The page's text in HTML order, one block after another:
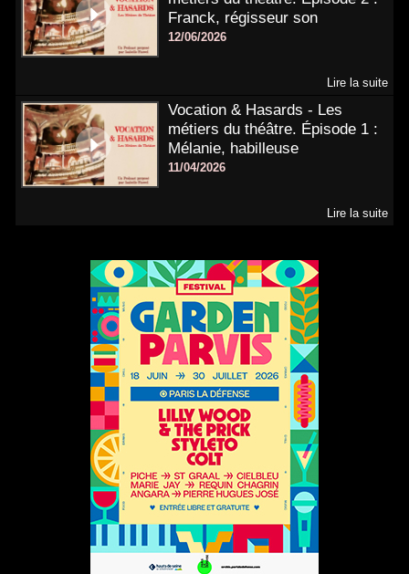
Franck, régisseur son
12/06/2026
Lire la suite
Vocation & Hasards - Les
métiers du théâtre. Épisode 1 :
Mélanie, habilleuse
11/04/2026
Lire la suite